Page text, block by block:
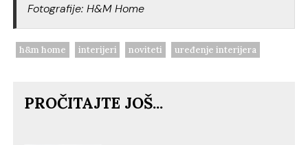
Fotografije: H&M Home
h&m home interijeri noviteti uređenje interijera
PROČITAJTE JOŠ...